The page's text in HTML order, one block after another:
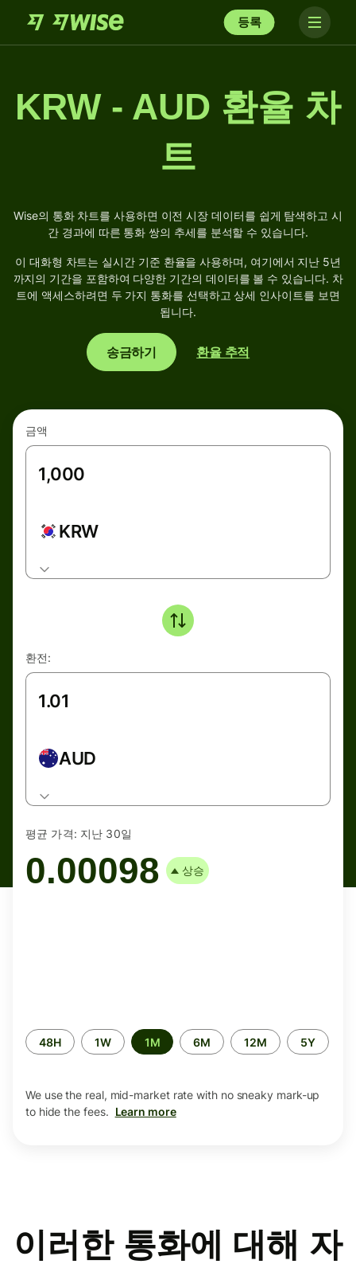
등록
KRW - AUD 환율 차
트
Wise의 통화 차트를 사용하면 이전 시장 데이터를 쉽게 탐색하고 시
간 경과에 따른 통화 쌍의 추세를 분석할 수 있습니다.
이 대화형 차트는 실시간 기준 환율을 사용하며, 여기에서 지난 5년
까지의 기간을 포함하여 다양한 기간의 데이터를 볼 수 있습니다. 차
트에 액세스하려면 두 가지 통화를 선택하고 상세 인사이트를 보면
됩니다.
송금하기 환율 추적
금액
KRW
환전:
AUD
평균 가격: 지난 30일
0.00098 상승
Time
period
48H 1W 1M 6M 12M 5Y
We use the real, mid-market rate with no sneaky mark-up
to hide the fees. Learn more
이러한 통화에 대해 자